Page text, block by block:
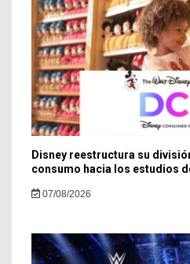
Disney reestructura su
consumo hacia los estudios
07/08/2026